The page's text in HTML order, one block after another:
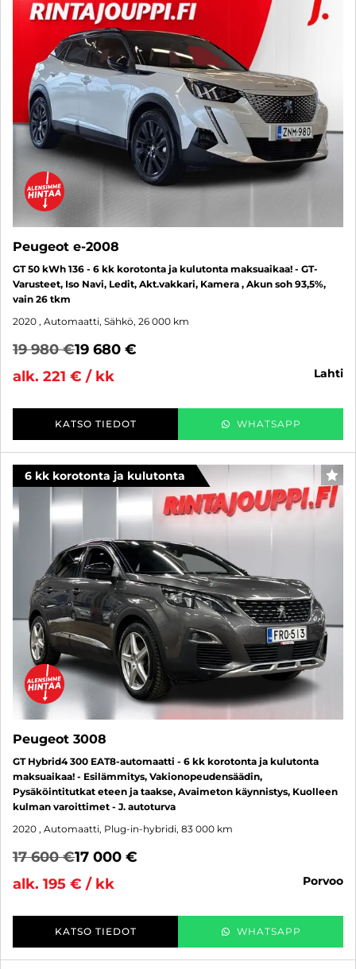
Peugeot e-2008
GT 50 kWh 136 - 6 kk korotonta ja kulutonta maksuaikaa! - GT-
Varusteet, Iso Navi, Ledit, Akt.vakkari, Kamera , Akun soh 93,5%,
vain 26 tkm
2020 , Automaatti, Sähkö, 26 000 km
19 980 €19 680 €
alk. 221 € / kk
lahti
KATSO TIEDOT WHATSAPP
6 kk korotonta ja kulutonta
Peugeot 3008
GT Hybrid4 300 EAT8-automaatti - 6 kk korotonta ja kulutonta
maksuaikaa! - Esilämmitys, Vakionopeudensäädin,
Pysäköintitutkat eteen ja taakse, Avaimeton käynnistys, Kuolleen
kulman varoittimet - J. autoturva
2020 , Automaatti, Plug-in-hybridi, 83 000 km
17 600 €17 000 €
alk. 195 € / kk
porvoo
KATSO TIEDOT WHATSAPP